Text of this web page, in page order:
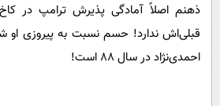
ذهنم اصلاً آمادگی پذیرش ترامپ در
قبلی‌اش ندارد! حسم نسبت به پیروزی او
احمدی‌نژاد در سال 88 است!